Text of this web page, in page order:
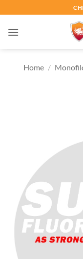
ai
contenuti
Home /